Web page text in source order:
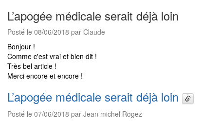
L’apogée médicale serait déjà loin
Posté le 08/06/2018 par Claude
Bonjour !
Comme c'est vrai et bien dit !
Très bel article !
Merci encore et encore !
L’apogée médicale serait déjà loin
Posté le 07/06/2018 par Jean michel Rogez